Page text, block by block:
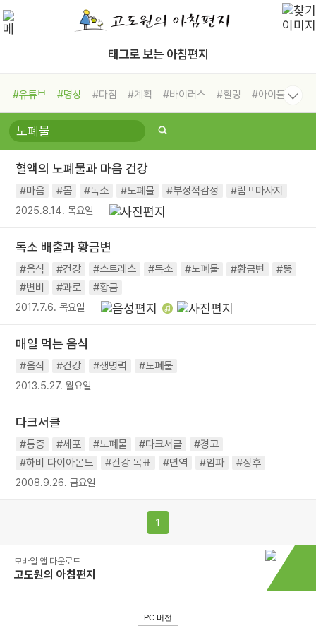
태그로 보는 아침편지
#유튜브 #명상 #다짐 #계획 #바이러스 #힐링
#아이들
#비전캠프
#독서캠프 #삶
#희망
#나눔 #친구 #링컨학교
#독서
#건강 #면역력
혈액의 노폐물과 마음 건강
#마음 #몸 #독소 #노폐물 #부정적감정 #림프마사지
2025.8.14. 목요일
독소 배출과 황금변
#음식 #건강 #스트레스 #독소 #노폐물 #황금변
#똥
#변비
#과로 #황금
2017.7.6. 목요일
매일 먹는 음식
#음식 #건강 #생명력 #노폐물
2013.5.27. 월요일
다크서클
#통증 #세포 #노폐물 #다크서클
#경고
#하비 다이아몬드
#건강 목표 #면역 #임파 #징후
2008.9.26. 금요일
1
모바일 앱 다운로드
고도원의 아침편지
PC 버전